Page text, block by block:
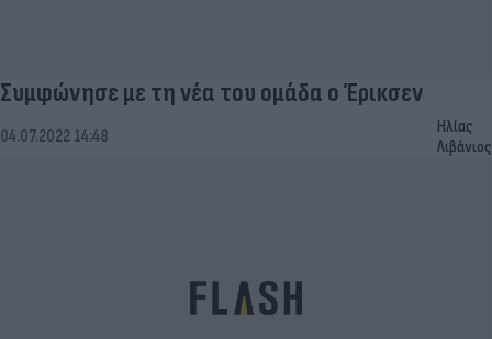
Συμφώνησε με τη νέα του ομάδα ο Έρικσεν
04.07.2022 14:48
Ηλίας
Λιβάνιος